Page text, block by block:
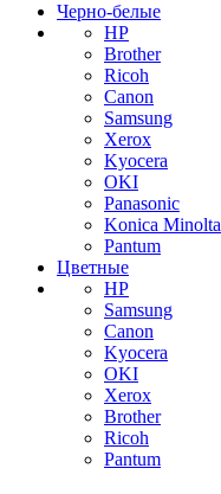
Черно-белые
HP
Brother
Ricoh
Canon
Samsung
Xerox
Kyocera
OKI
Panasonic
Konica Minolta
Pantum
Цветные
HP
Samsung
Canon
Kyocera
OKI
Xerox
Brother
Ricoh
Pantum